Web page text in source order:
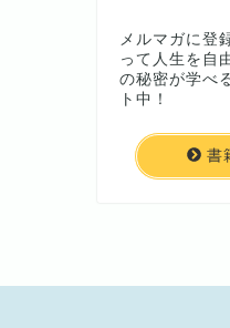
メルマガに登
って人生を自
の秘密が学べ
ト中！
書